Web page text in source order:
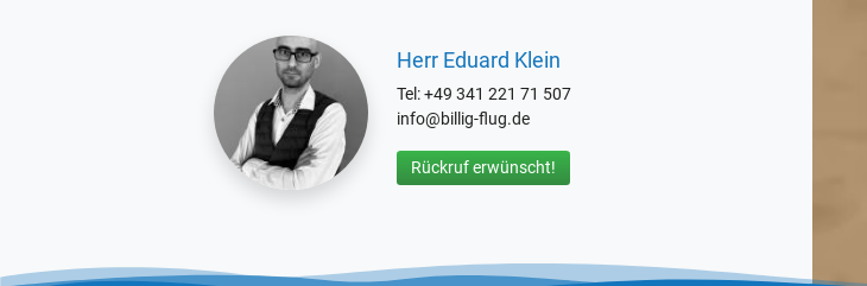
Herr Eduard Klein
Tel: +49 341 221 71 507
info@billig-flug.de
Rückruf erwünscht!